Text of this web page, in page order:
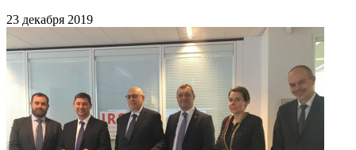
23 декабря 2019